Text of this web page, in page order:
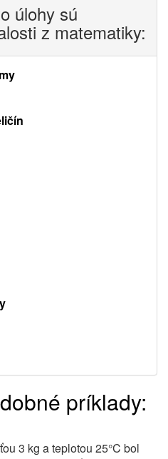
úlohy sú
z matematiky:
príklady:
3 kg a teplotou 25°C bol